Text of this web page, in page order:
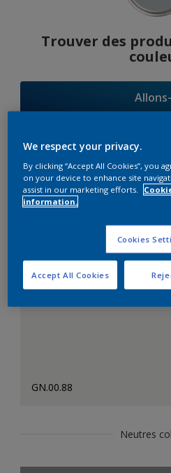
Trouver des
Le Blanc
GN.00.88
Neutres
We respect your privacy.
By clicking “Accept All Cookies”, you
on your device to enhance site
assist in our marketing efforts.
information.
Cookies
Accept All Cookies